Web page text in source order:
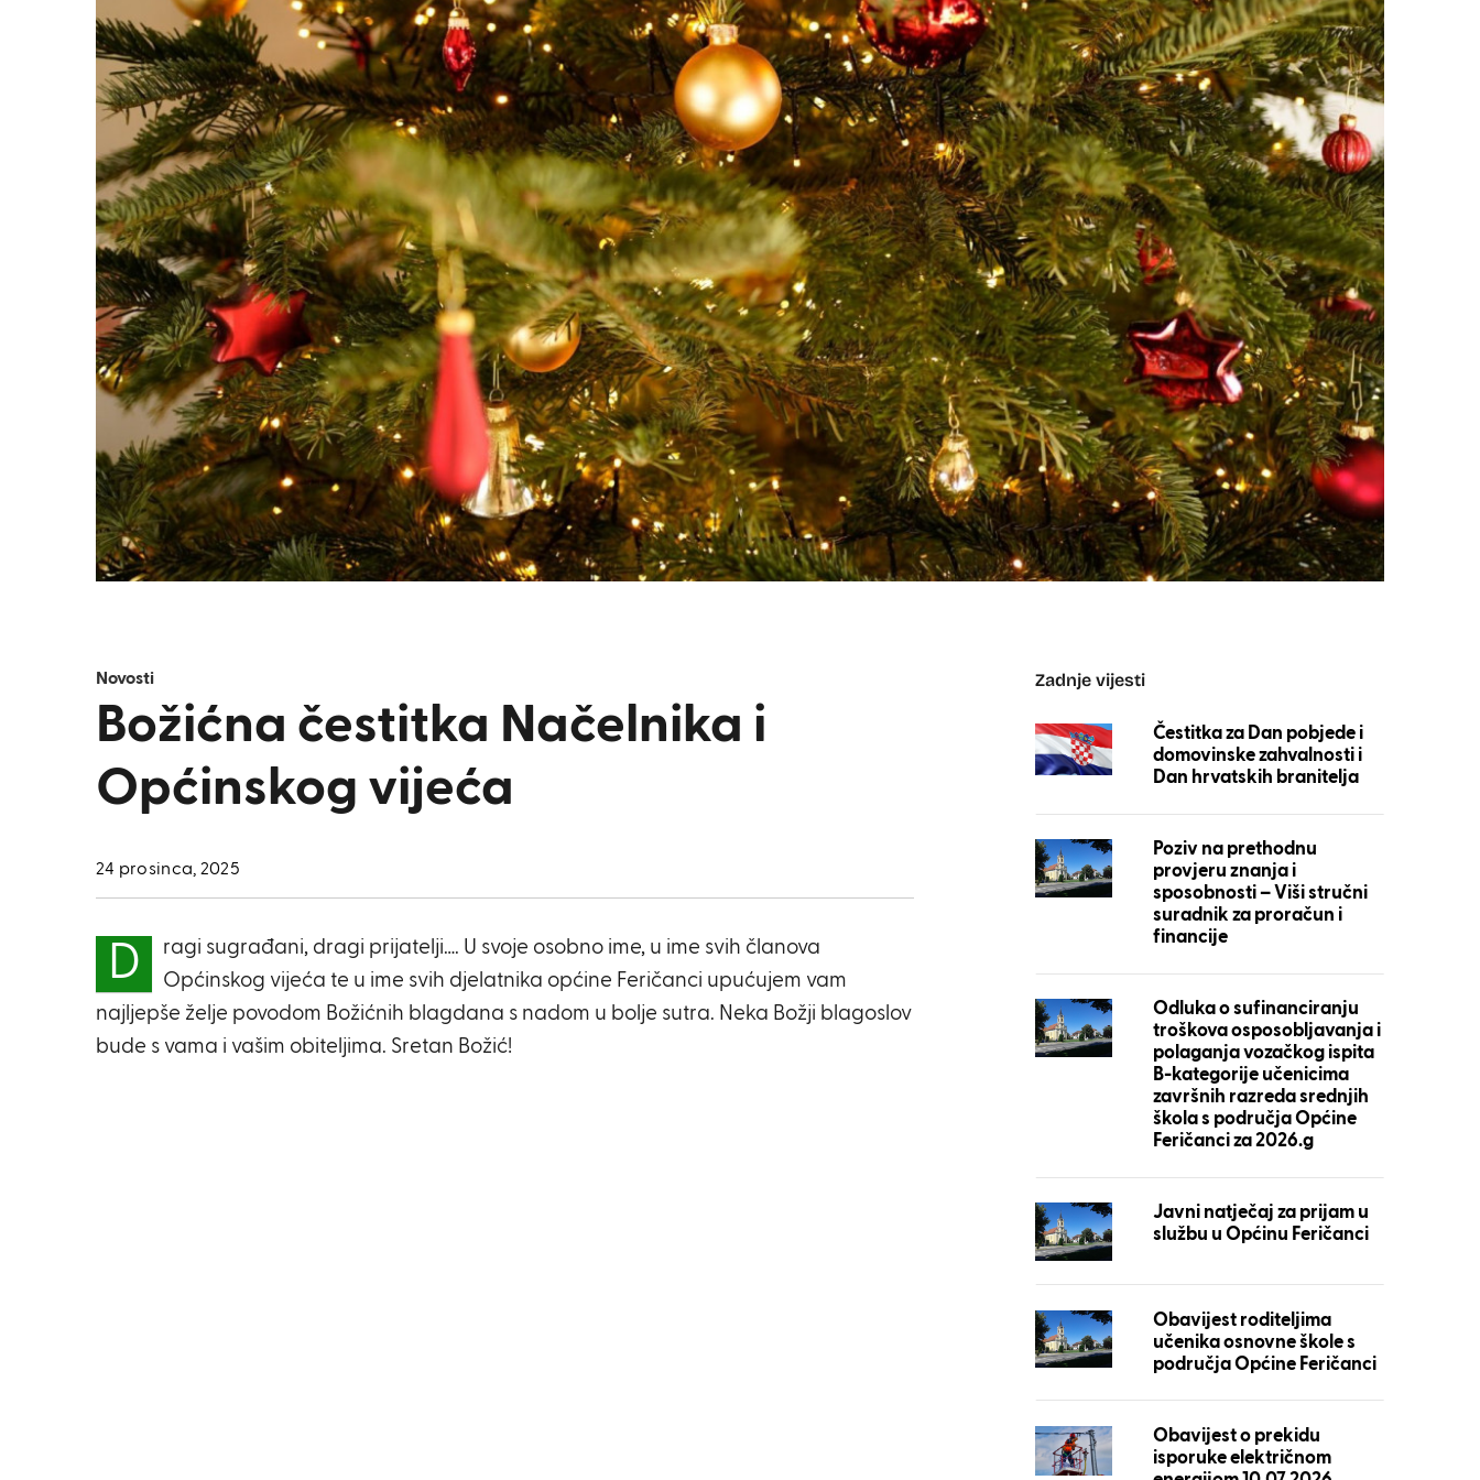
Novosti
Božićna čestitka Načelnika i
Općinskog vijeća
24 prosinca, 2025
D
ragi sugrađani, dragi prijatelji…. U svoje osobno ime, u ime svih članova
Općinskog vijeća te u ime svih djelatnika općine Feričanci upućujem vam
najljepše želje povodom Božićnih blagdana s nadom u bolje sutra. Neka Božji blagoslov
bude s vama i vašim obiteljima. Sretan Božić!
Zadnje vijesti
Čestitka za Dan pobjede i
domovinske zahvalnosti i
Dan hrvatskih branitelja
Poziv na prethodnu
provjeru znanja i
sposobnosti – Viši stručni
suradnik za proračun i
financije
Odluka o sufinanciranju
troškova osposobljavanja i
polaganja vozačkog ispita
B-kategorije učenicima
završnih razreda srednjih
škola s područja Općine
Feričanci za 2026.g
Javni natječaj za prijam u
službu u Općinu Feričanci
Obavijest roditeljima
učenika osnovne škole s
područja Općine Feričanci
Obavijest o prekidu
isporuke električnom